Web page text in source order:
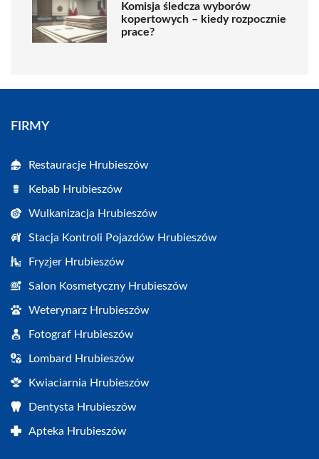
Komisja śledcza wyborów
kopertowych – kiedy rozpocznie
prace?
FIRMY
Restauracje Hrubieszów
Kebab Hrubieszów
Wulkanizacja Hrubieszów
Stacja Kontroli Pojazdów Hrubieszów
Fryzjer Hrubieszów
Salon Kosmetyczny Hrubieszów
Weterynarz Hrubieszów
Fotograf Hrubieszów
Lombard Hrubieszów
Kwiaciarnia Hrubieszów
Dentysta Hrubieszów
Apteka Hrubieszów